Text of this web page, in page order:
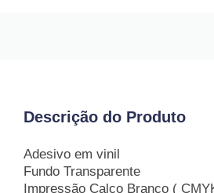
Descrição do Produto
Adesivo em vinil
Fundo Transparente
Impressão Calço Branco (